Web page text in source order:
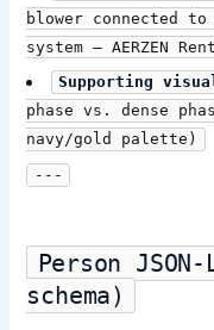
blower connected to
system — AERZEN
Supporting
phase vs. dense
navy/gold palette)
---
Person
schema)